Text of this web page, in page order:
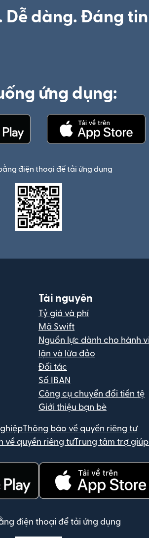
Dễ dàng. Đáng
ứng dụng:
điện thoại để tải ứng dụng
Tài nguyên
Tỷ giá và phí
Mã Swift
Nguồn lực dành cho hành
lận và lừa đảo
Đối tác
Số IBAN
Công cụ chuyển đổi tiền tệ
Giới thiệu bạn bè
Thông báo về quyền riêng tư
về quyền riêng tưTrung tâm trợ
điện thoại để tải ứng dụng